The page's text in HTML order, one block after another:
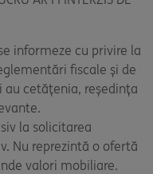
informeze cu privire la
fiscale și de
cetățenia, reședința
la solicitarea
Nu reprezintă o ofertă
valori mobiliare.